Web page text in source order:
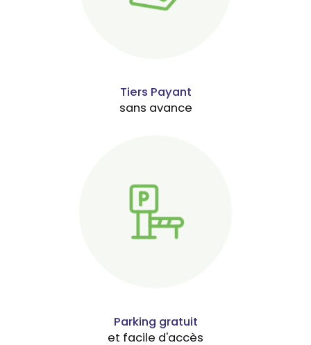
Tiers Payant
sans avance
Parking gratuit
et facile d'accès